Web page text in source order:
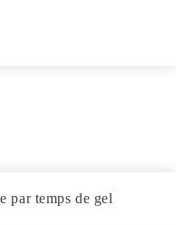
par temps de gel